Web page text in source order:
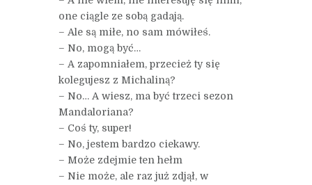
one ciągle ze sobą gadają.
– Ale są miłe, no sam mówiłeś.
– No, mogą być…
– A zapomniałem, przecież ty się
kolegujesz z Michaliną?
– No… A wiesz, ma być trzeci sezon
Mandaloriana?
– Coś ty, super!
– No, jestem bardzo ciekawy.
– Może zdejmie ten hełm
– Nie może, ale raz już zdjął, w